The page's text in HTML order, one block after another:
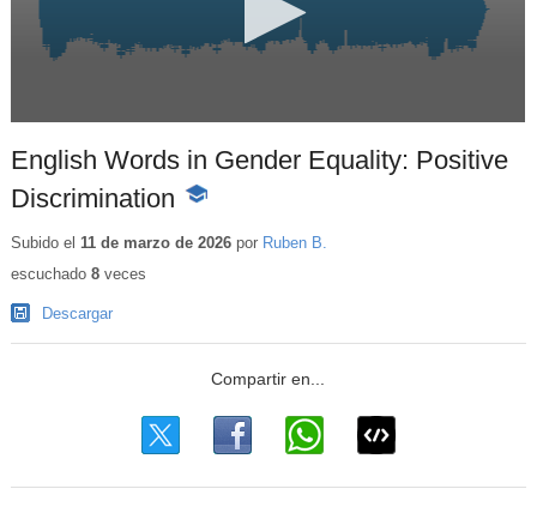
English Words in Gender Equality: Positive
Discrimination
-
educativo
Subido el 11 de marzo de 2026por Ruben B.
escuchado 8veces
Descargar